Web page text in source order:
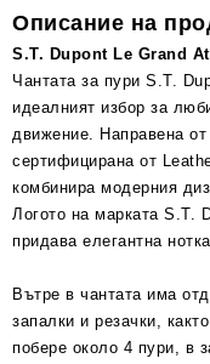
Описание на
S.T. Dupont Le Grand
Чантата за пури S.T.
идеалният избор за
движение. Направена
сертифицирана от
комбинира модерния
Логото на марката S.T.
придава елегантна
Вътре в чантата има
запалки и резачки,
побере около 4 пури, в